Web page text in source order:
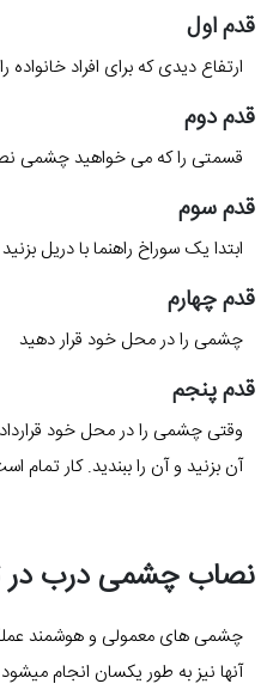
قدم اول
ارتفاع دیدی که برای افراد
قدم دوم
قسمتی را که می خواهید چشمی
قدم سوم
ابتدا یک سوراخ راهنما با دریل
قدم چهارم
چشمی را در محل خود قرار دهید
قدم پنجم
وقتی چشمی را در محل خود
آن بزنید و آن را ببندید. کار تمام
نصاب چشمی درب در
چشمی های معمولی و هوشمند
آنها نیز به طور یکسان انجام